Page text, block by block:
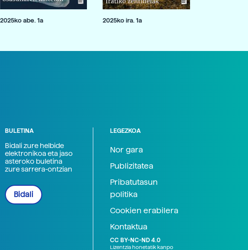
2025ko abe. 1a 2025ko ira. 1a
BULETINA
Bidali zure helbide
elektronikoa eta jaso
asteroko buletina
zure sarrera-ontzian
Bidali
LEGEZKOA
Nor gara
Publizitatea
Pribatutasun
politika
Cookien erabilera
Kontaktua
CC BY-NC-ND 4.0
Lizentzia honetatik kanpo